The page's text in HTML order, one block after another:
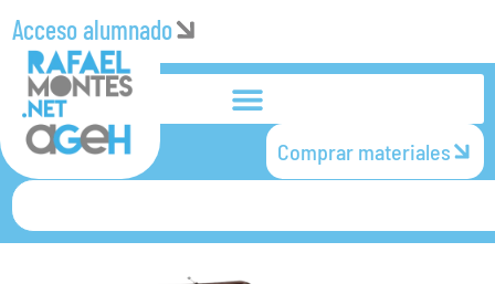
Acceso alumnado
Comprar materiales